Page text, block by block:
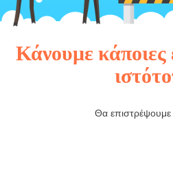
Κάνουμε κάποιες
Θα